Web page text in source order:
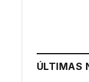
ÚLTIMAS